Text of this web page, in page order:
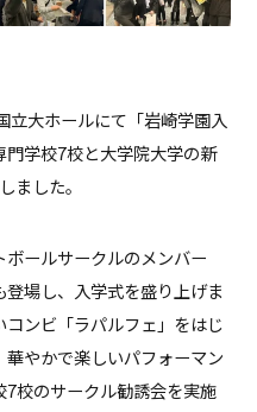
大ホールにて「岩崎学園入
学校7校と大学院大学の新
ました。
ールサークルのメンバー
場し、入学式を盛り上げま
ンビ「ラパルフェ」をはじ
やかで楽しいパフォーマン
校のサークル勧誘会を実施